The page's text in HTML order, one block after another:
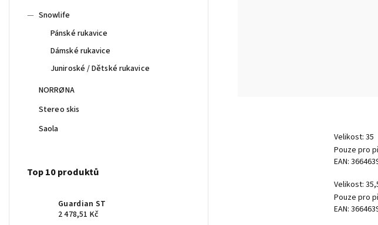
Snowlife
Pánské rukavice
Dámské rukavice
Juniroské / Dětské rukavice
NORRØNA
Stereo skis
Saola
Top 10 produktů
Guardian ST
2 478,51 Kč
Velikost: 35
Pouze pro
EAN:
Velikost:
Pouze pro
EAN: